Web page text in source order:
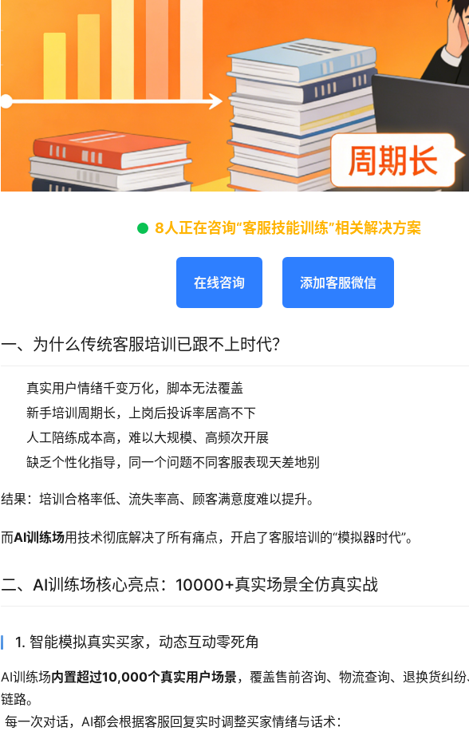
8人正在咨询“客服技能训练”相关解决方案
在线咨询 添加客服微信
一、为什么传统客服培训已跟不上时代？
真实用户情绪千变万化，脚本无法覆盖
新手培训周期长，上岗后投诉率居高不下
人工陪练成本高，难以大规模、高频次开展
缺乏个性化指导，同一个问题不同客服表现天差地别
结果：培训合格率低、流失率高、顾客满意度难以提升。
而AI训练场用技术彻底解决了所有痛点，开启了客服培训的“模拟器时代”。
二、AI训练场核心亮点：10000+真实场景全仿真实战
1. 智能模拟真实买家，动态互动零死角
AI训练场内置超过10,000个真实用户场景，覆盖售前咨询、物流查询、退换货纠
链路。
每一次对话，AI都会根据客服回复实时调整买家情绪与话术：